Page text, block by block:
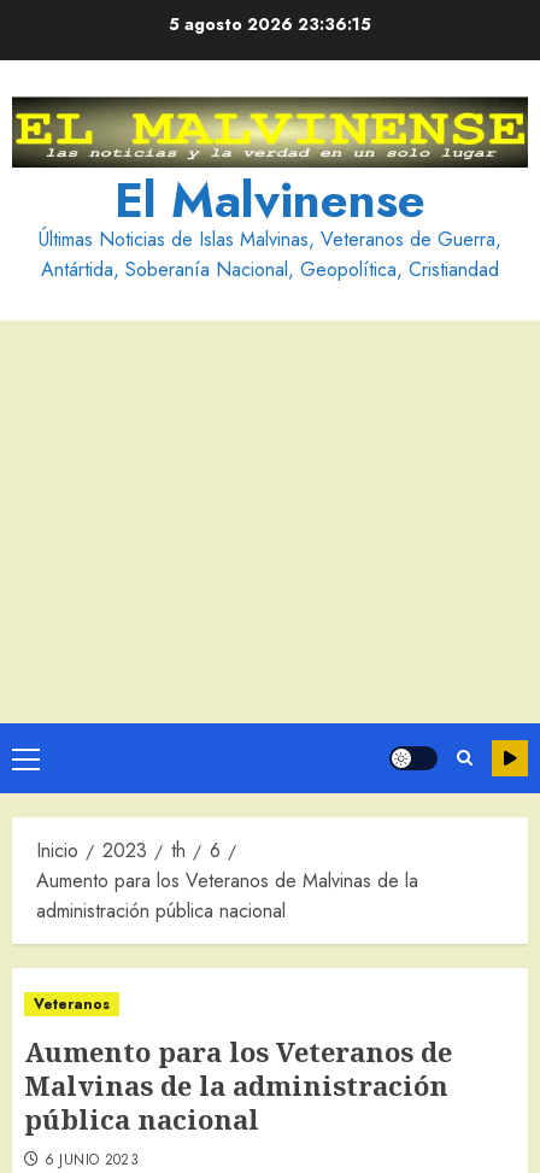
5 agosto 2026 23:36:16
El Malvinense
Últimas Noticias de Islas Malvinas, Veteranos de Guerra,
Antártida, Soberanía Nacional, Geopolítica, Cristiandad
Menú
principal
Inicio 2023 th
6
Aumento para los Veteranos de Malvinas de la
administración pública nacional
Veteranos
Aumento para los Veteranos de
Malvinas de la administración
pública nacional
6 JUNIO 2023